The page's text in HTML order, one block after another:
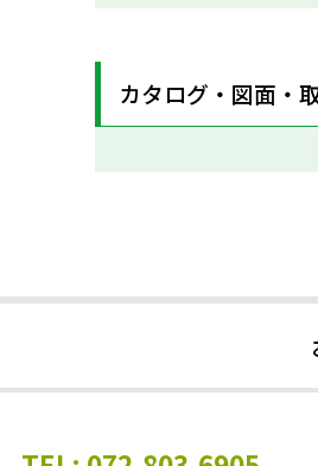
カタログ・図面・